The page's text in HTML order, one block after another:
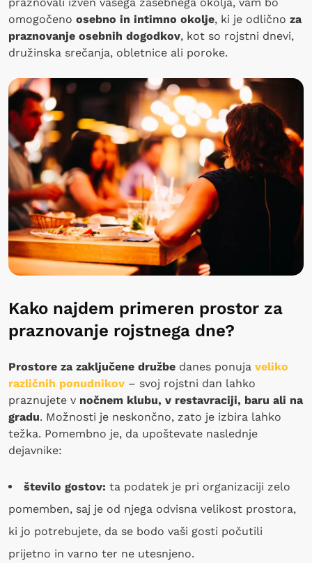
omogočeno osebno in intimno okolje, ki je odlično za
praznovanje osebnih dogodkov, kot so rojstni dnevi,
družinska srečanja, obletnice ali poroke.
Kako najdem primeren prostor za
praznovanje rojstnega dne?
Prostore za zaključene družbe danes ponuja veliko
različnih ponudnikov – svoj rojstni dan lahko
praznujete v nočnem klubu, v restavraciji, baru ali na
gradu. Možnosti je neskončno, zato je izbira lahko
težka. Pomembno je, da upoštevate naslednje
dejavnike:
število gostov: ta podatek je pri organizaciji zelo
pomemben, saj je od njega odvisna velikost prostora,
ki jo potrebujete, da se bodo vaši gosti počutili
prijetno in varno ter ne utesnjeno.